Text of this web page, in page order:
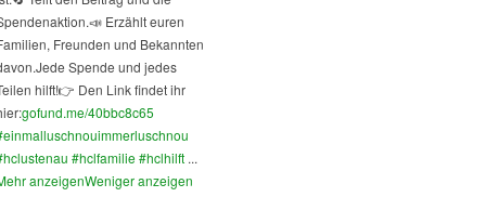
📣 Erzählt euren
Freunden und Bekannten
Jede Spende und jedes
hilft!👉 Den Link findet ihr
gofund.me/40bbc8c65
#hclfamilie#hclhilft ...
anzeigenWeniger anzeigen